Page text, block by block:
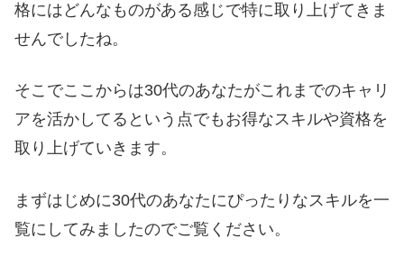
格にはどんなものがある感じで特に取り上げてきま
せんでしたね。
そこでここからは30代のあなたがこれまでのキャリ
アを活かしてるという点でもお得なスキルや資格を
取り上げていきます。
まずはじめに30代のあなたにぴったりなスキルを一
覧にしてみましたのでご覧ください。